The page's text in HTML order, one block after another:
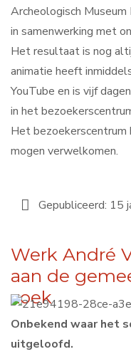
Archeologisch
in samenwerking met
Het resultaat is nog
animatie heeft
YouTube en is vijf
in het
Het
mogen verwelkomen.
Gepubliceerd: 15
Werk André
aan de
zoek
Onbekend waar het
uitgeloofd.